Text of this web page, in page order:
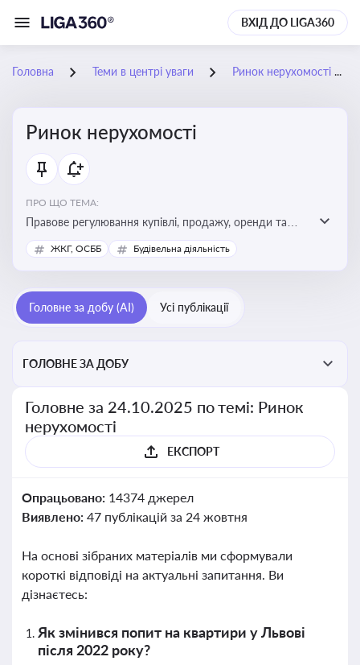
ВХІД ДО LIGA360
Головна Теми в центрі уваги Ринок нерухомості
Ринок нерухомості
ПРО ЩО ТЕМА:
Правове регулювання купівлі, продажу, оренди та
управління нерухомістю, що є ключовим для бізнесу,
інвесторів, забудовників і власників об’єктів майна
ЖКГ, ОСББ Будівельна діяльність
Головне за добу (AI) Усі публікації
ГОЛОВНЕ ЗА ДОБУ
Головне за 24.10.2025 по темі: Ринок
нерухомості
ЕКСПОРТ
Опрацьовано: 14374 джерел
Виявлено: 47 публікацій за 24 жовтня
На основі зібраних матеріалів ми сформували
короткі відповіді на актуальні запитання. Ви
дізнаєтесь:
Як змінився попит на квартири у Львові
після 2022 року?